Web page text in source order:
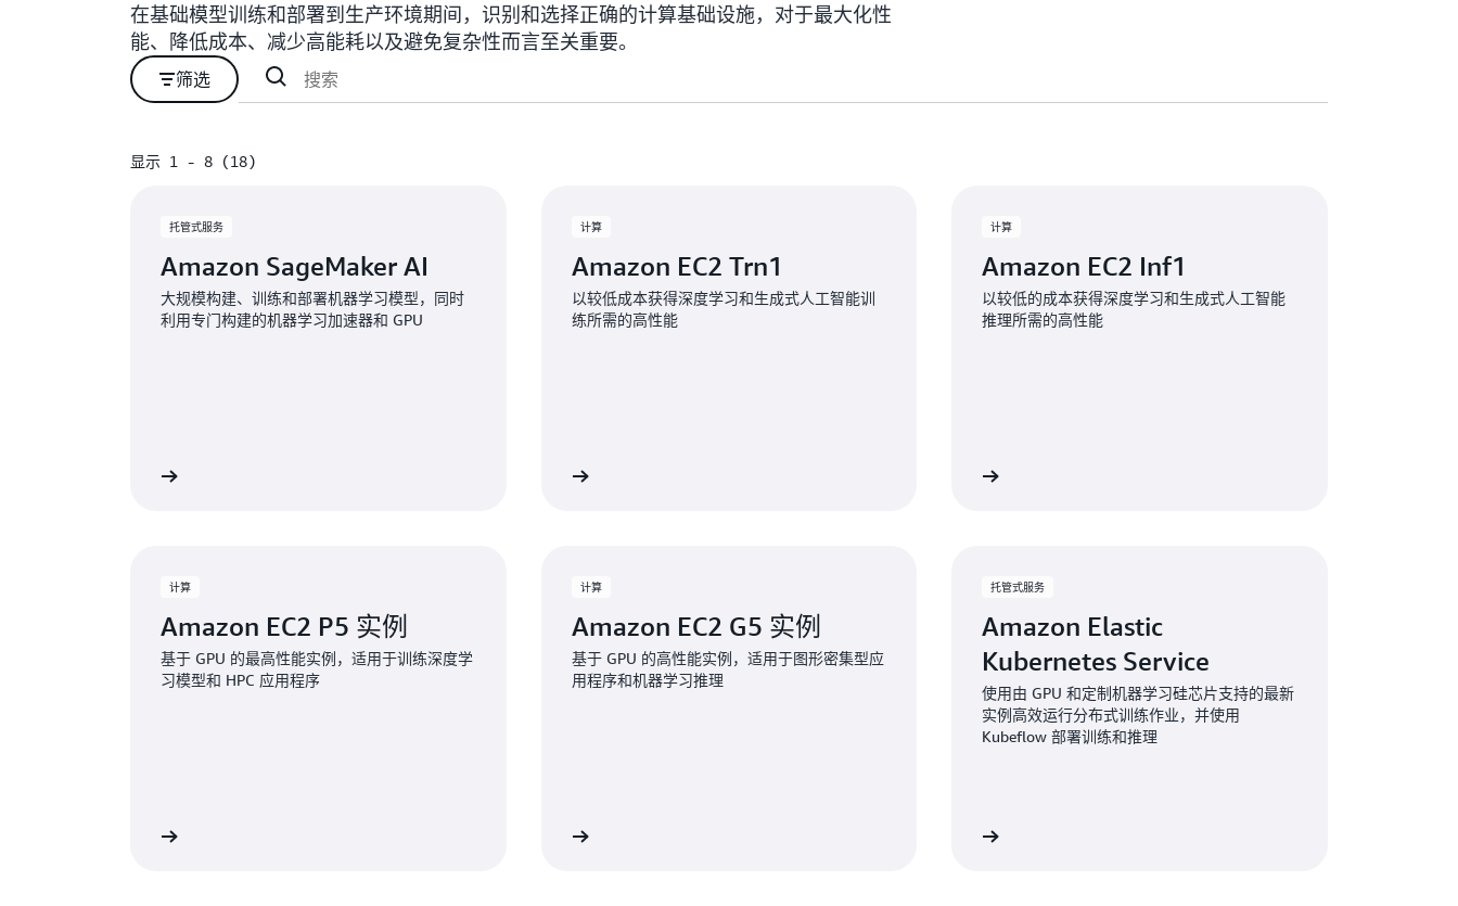
在基础模型训练和部署到生产环境期间，识别和选择正确的计算基础设施，对于最大化性
能、降低成本、减少高能耗以及避免复杂性而言至关重要。
筛选
显示 1 - 8 (18)
托管式服务
Amazon SageMaker AI
大规模构建、训练和部署机器学习模型，同时
利用专门构建的机器学习加速器和 GPU
计算
Amazon EC2 Trn1
以较低成本获得深度学习和生成式人工智能训
练所需的高性能
计算
Amazon EC2 Inf1
以较低的成本获得深度学习和生成式人工智能
推理所需的高性能
计算
Amazon EC2 P5 实例
基于 GPU 的最高性能实例，适用于训练深度学
习模型和 HPC 应用程序
计算
Amazon EC2 G5 实例
基于 GPU 的高性能实例，适用于图形密集型应
用程序和机器学习推理
托管式服务
Amazon Elastic
Kubernetes Service
使用由 GPU 和定制机器学习硅芯片支持的最新
实例高效运行分布式训练作业，并使用
Kubeflow 部署训练和推理